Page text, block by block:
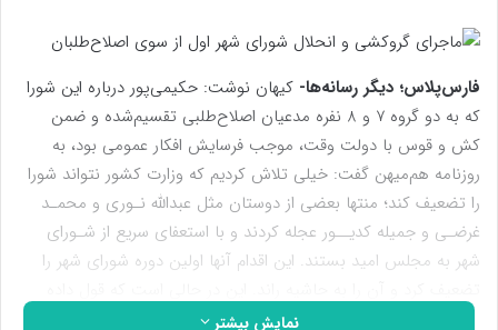
فارس‌پلاس؛ دیگر رسانه‌ها- کیهان نوشت: حکیمی‌پور درباره این شورا
که به دو گروه 7 و 8 نفره مدعیان اصلاح‌طلبی تقسیم‌شده و ضمن
کش و قوس با دولت وقت، موجب فرسایش افکار عمومی بود، به
روزنامه هم‌میهن گفت: خیلی تلاش کردیم که وزارت کشور نتواند شورا
را تضعیف کند؛ منتها بعضی از دوستان مثل عبدالله نـوری و محمـد
غرضـی و جمیله کدیــور عجله کردند و با استعفای سریع از شـورای
شهر به مجلس امید بستند. این اقدام آنها اولین دوره شورای شهر را
بودیم همه‌مان در شورای شهر بمانیم.
نمایش بیشتر